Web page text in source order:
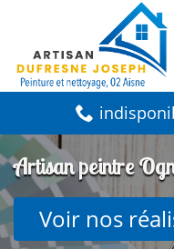
Artisan peintre
Voir nos